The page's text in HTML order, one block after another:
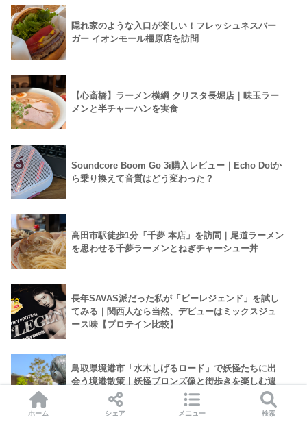
隠れ家のような入口が楽しい！フレッシュネスバー
ガー イオンモール橿原店を訪問
【心斎橋】ラーメン横綱 クリスタ長堀店｜味玉ラー
メンと半チャーハンを実食
Soundcore Boom Go 3i購入レビュー｜Echo Dotか
ら乗り換えて音質はどう変わった？
高田市駅徒歩1分「千夢 本店」を訪問｜尾道ラーメン
を思わせる千夢ラーメンとねぎチャーシュー丼
長年SAVAS派だった私が「ビーレジェンド」を試し
てみる｜関西人なら当然、デビューはミックスジュ
ース味【プロテイン比較】
鳥取県境港市「水木しげるロード」で妖怪たちに出
会う境港散策｜妖怪ブロンズ像と街歩きを楽しむ週
ホーム シェア メニュー 検索